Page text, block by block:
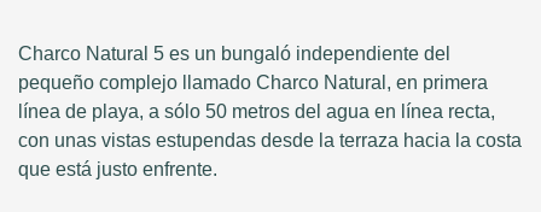
Charco Natural 5 es un bungaló independiente del
pequeño complejo llamado Charco Natural, en primera
línea de playa, a sólo 50 metros del agua en línea recta,
con unas vistas estupendas desde la terraza hacia la costa
que está justo enfrente.